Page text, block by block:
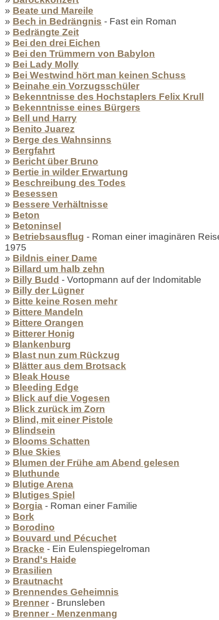
» Beate und Mareile
» Bech in Bedrängnis - Fast ein Roman
» Bedrängte Zeit
» Bei den drei Eichen
» Bei den Trümmern von Babylon
» Bei Lady Molly
» Bei Westwind hört man keinen Schuss
» Beinahe ein Vorzugsschüler
» Bekenntnisse des Hochstaplers Felix Krull
» Bekenntnisse eines Bürgers
» Bell und Harry
» Benito Juarez
» Berge des Wahnsinns
» Bergfahrt
» Bericht über Bruno
» Bertie in wilder Erwartung
» Beschreibung des Todes
» Besessen
» Bessere Verhältnisse
» Beton
» Betoninsel
» Betriebsausflug - Roman einer imaginären
1975
» Bildnis einer Dame
» Billard um halb zehn
» Billy Budd - Vortopmann auf der Indomitable
» Billy der Lügner
» Bitte keine Rosen mehr
» Bittere Mandeln
» Bittere Orangen
» Bitterer Honig
» Blankenburg
» Blast nun zum Rückzug
» Blätter aus dem Brotsack
» Bleak House
» Bleeding Edge
» Blick auf die Vogesen
» Blick zurück im Zorn
» Blind, mit einer Pistole
» Blindsein
» Blooms Schatten
» Blue Skies
» Blumen der Frühe am Abend gelesen
» Bluthunde
» Blutige Arena
» Blutiges Spiel
» Borgia - Roman einer Familie
» Bork
» Borodino
» Bouvard und Pécuchet
» Bracke - Ein Eulenspiegelroman
» Brand's Haide
» Brasilien
» Brautnacht
» Brennendes Geheimnis
» Brenner - Brunsleben
» Brenner - Menzenmang